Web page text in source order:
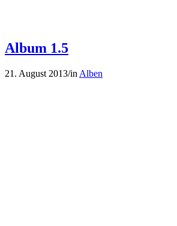
Album 1.5
21. August 2013/in Alben